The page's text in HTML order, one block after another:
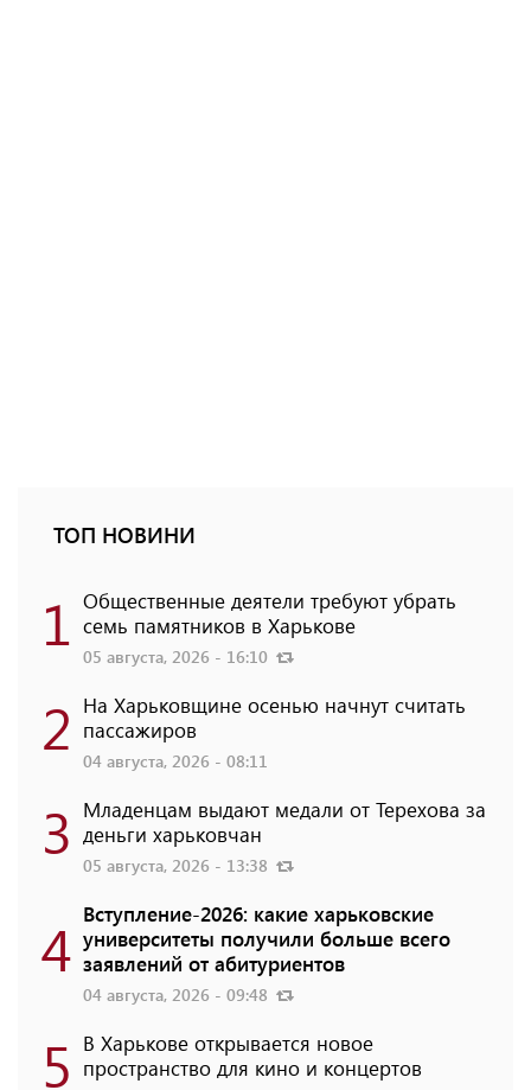
ТОП НОВИНИ
1 Общественные деятели требуют убрать
семь памятников в Харькове
05 августа, 2026 - 16:10
2 На Харьковщине осенью начнут считать
пассажиров
04 августа, 2026 - 08:11
3 Младенцам выдают медали от Терехова за
деньги харьковчан
05 августа, 2026 - 13:38
4 Вступление-2026: какие харьковские
университеты получили больше всего
заявлений от абитуриентов
04 августа, 2026 - 09:48
5 В Харькове открывается новое
пространство для кино и концертов